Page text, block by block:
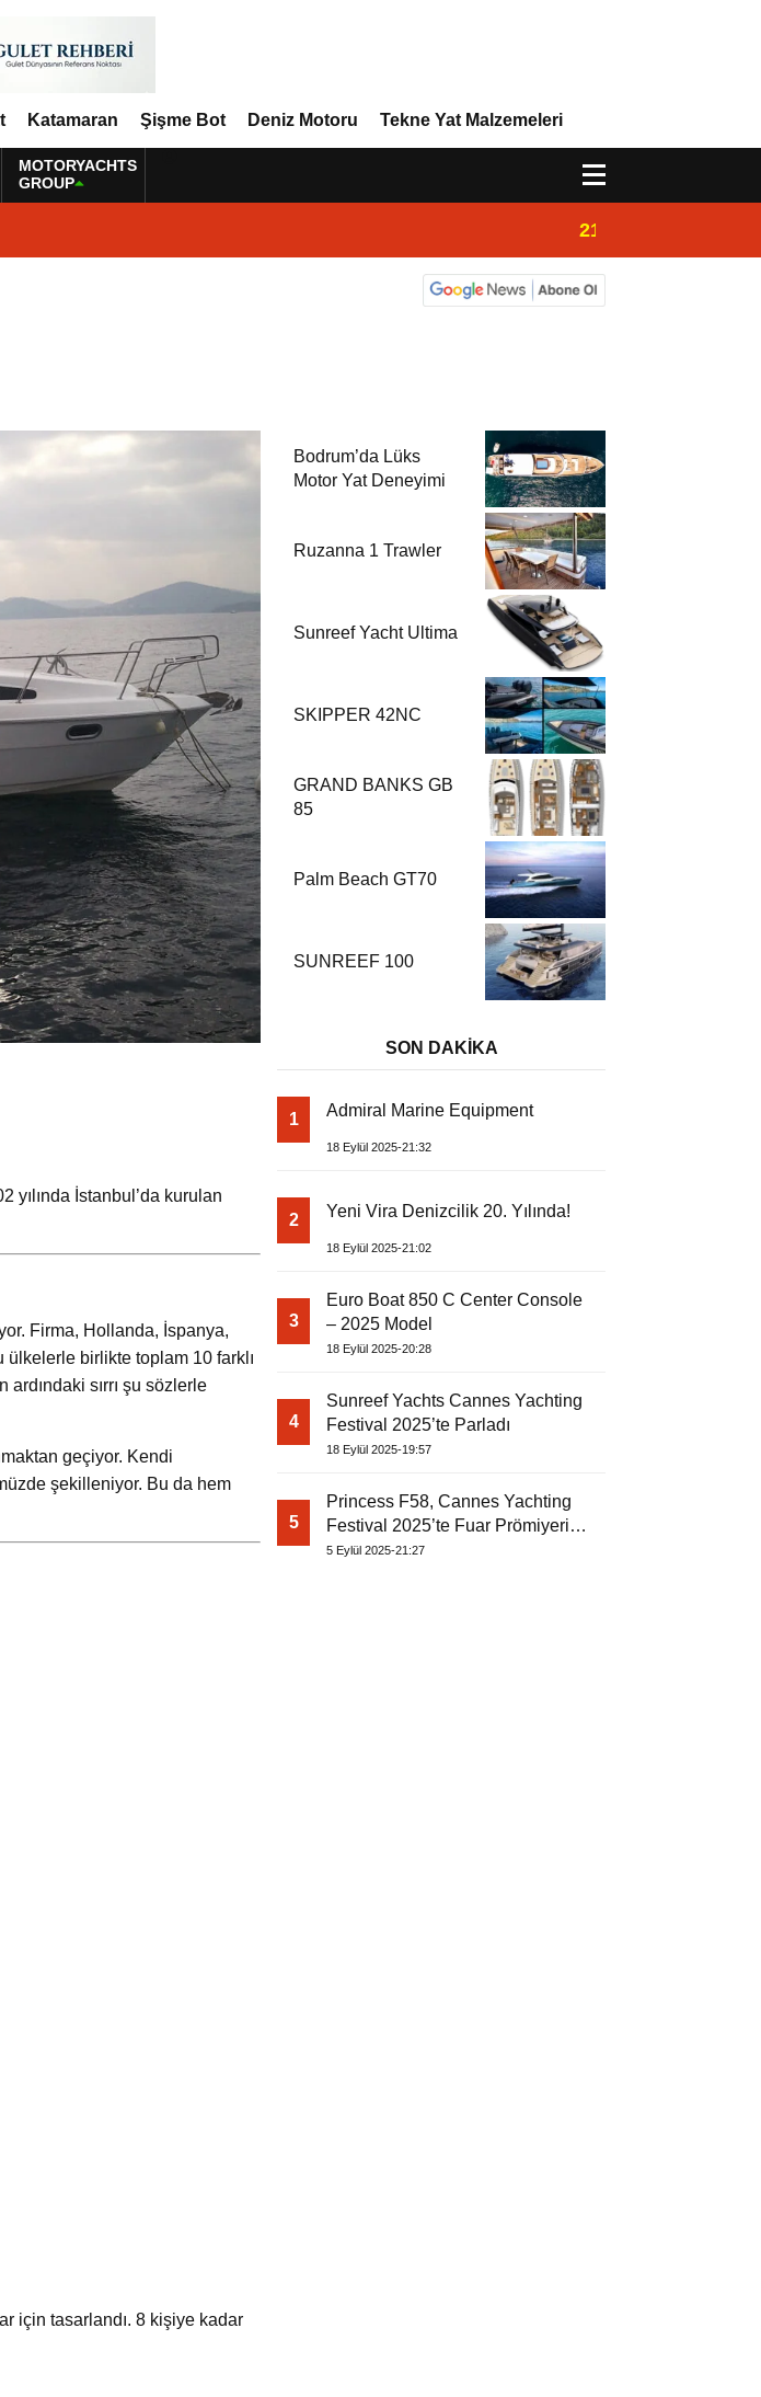
Katamaran Şişme Bot Deniz Motoru Tekne Yat Malzemeleri
MOTORYACHTS
GROUP
21:02
yılında İstanbul’da kurulan
Firma, Hollanda, İspanya,
birlikte toplam 10 farklı
sırrı şu sözlerle
geçiyor. Kendi
şekilleniyor. Bu da hem
için tasarlandı. 8 kişiye kadar
Bodrum’da Lüks
Motor Yat Deneyimi
Ruzanna 1 Trawler
Sunreef Yacht Ultima
SKIPPER 42NC
GRAND BANKS GB
85
Palm Beach GT70
SUNREEF 100
SON DAKİKA
1 Admiral Marine Equipment
18 Eylül 2025-21:32
2 Yeni Vira Denizcilik 20. Yılında!
18 Eylül 2025-21:02
3
Euro Boat 850 C Center Console
– 2025 Model
18 Eylül 2025-20:28
4
Sunreef Yachts Cannes Yachting
Festival 2025’te Parladı
18 Eylül 2025-19:57
5
Princess F58, Cannes Yachting
Festival 2025’te Fuar Prömiyerini
Yapıyor
5 Eylül 2025-21:27